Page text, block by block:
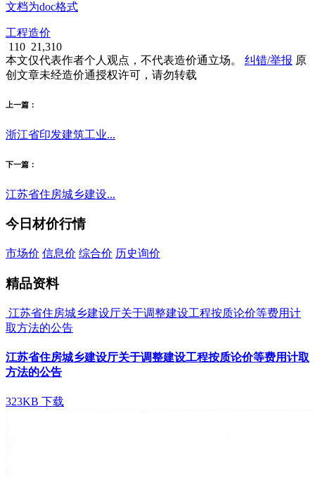
文档为doc格式
工程造价
110 21,310
本文仅代表作者个人观点，不代表造价通立场。 纠错/举报 原
创文章未经造价通授权许可，请勿转载
上一篇：
浙江省印发建筑工业...
下一篇：
江苏省住房城乡建设...
今日材价行情
市场价 信息价 综合价 历史询价
精品资料
江苏省住房城乡建设厅关于调整建设工程按质论价等费用计
取方法的公告
江苏省住房城乡建设厅关于调整建设工程按质论价等费用计取
方法的公告
323KB 下载